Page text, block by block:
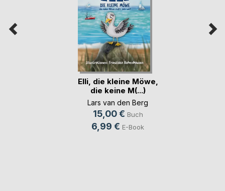
Elli, die kleine Möwe,
die keine M(...)
Lars van den Berg
15,00 € Buch
6,99 € E-Book